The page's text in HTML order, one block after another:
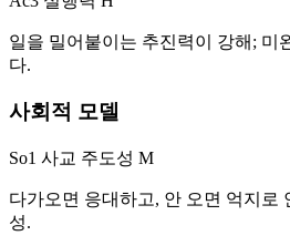
일을 밀어붙이는 추진력이 강해; 미
다.
사회적 모델
So1 사교 주도성 M
다가오면 응대하고, 안 오면 억지로
성.